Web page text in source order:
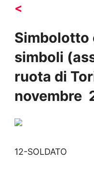
<
Simbolotto
simboli
ruota di
novembre
12-SOLDATO